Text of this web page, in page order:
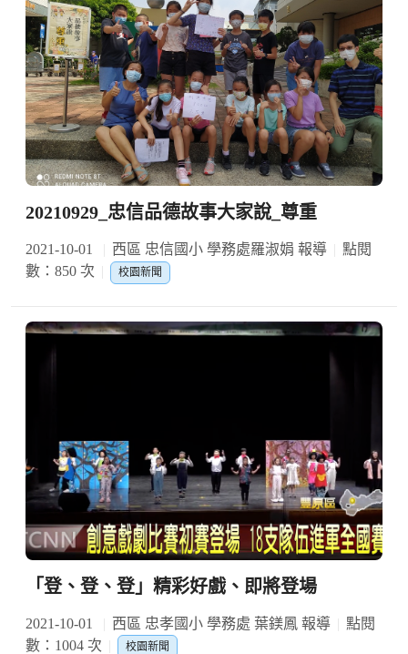
20210929_忠信品德故事大家說_尊重
2021-10-01 西區 忠信國小 學務處羅淑娟 報導
點閱
數：850 次
校園新聞
「登、登、登」精彩好戲、即將登場
2021-10-01 西區 忠孝國小 學務處 葉鎂鳳 報導
點閱
數：1004 次
校園新聞